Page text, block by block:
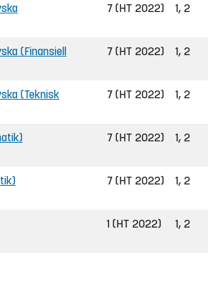
7 (HT 2022) 1, 2
(Finansiell
7 (HT 2022) 1, 2
(Teknisk
7 (HT 2022) 1, 2
7 (HT 2022) 1, 2
7 (HT 2022) 1, 2
1 (HT 2022) 1, 2